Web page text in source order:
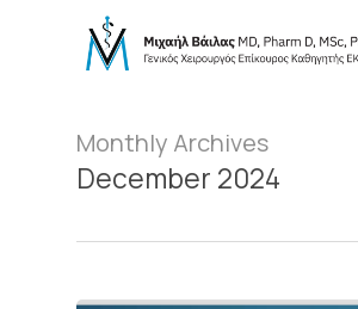
Monthly Archives
December 2024